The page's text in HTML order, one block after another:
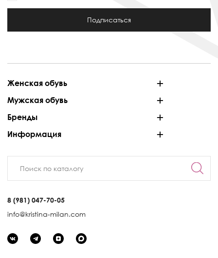
Подписаться
Женская обувь
Мужская обувь
Бренды
Информация
8 (981) 047-70-05
info@kristina-milan.com